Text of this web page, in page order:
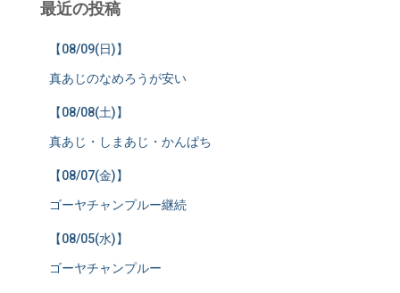
最近の投稿
【08/09(日)】
真あじのなめろうが安い
【08/08(土)】
真あじ・しまあじ・かんぱち
【08/07(金)】
ゴーヤチャンプルー継続
【08/05(水)】
ゴーヤチャンプルー